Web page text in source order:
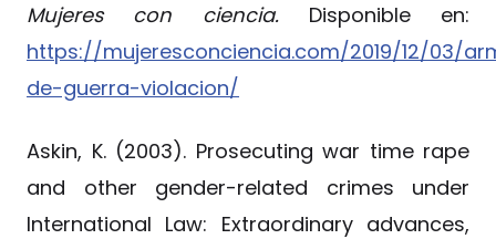
Mujeres con ciencia. Disponible en:
https://mujeresconciencia.com/2019/12/03/
de-guerra-violacion/
Askin, K. (2003). Prosecuting war time rape
and other gender-related crimes under
International Law: Extraordinary advances,